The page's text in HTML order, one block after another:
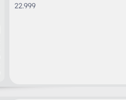
22.999